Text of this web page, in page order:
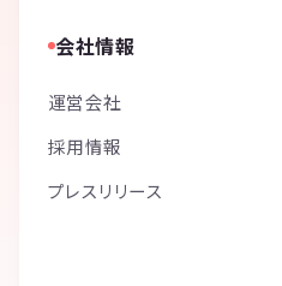
会社情報
運営会社
採用情報
プレスリリース